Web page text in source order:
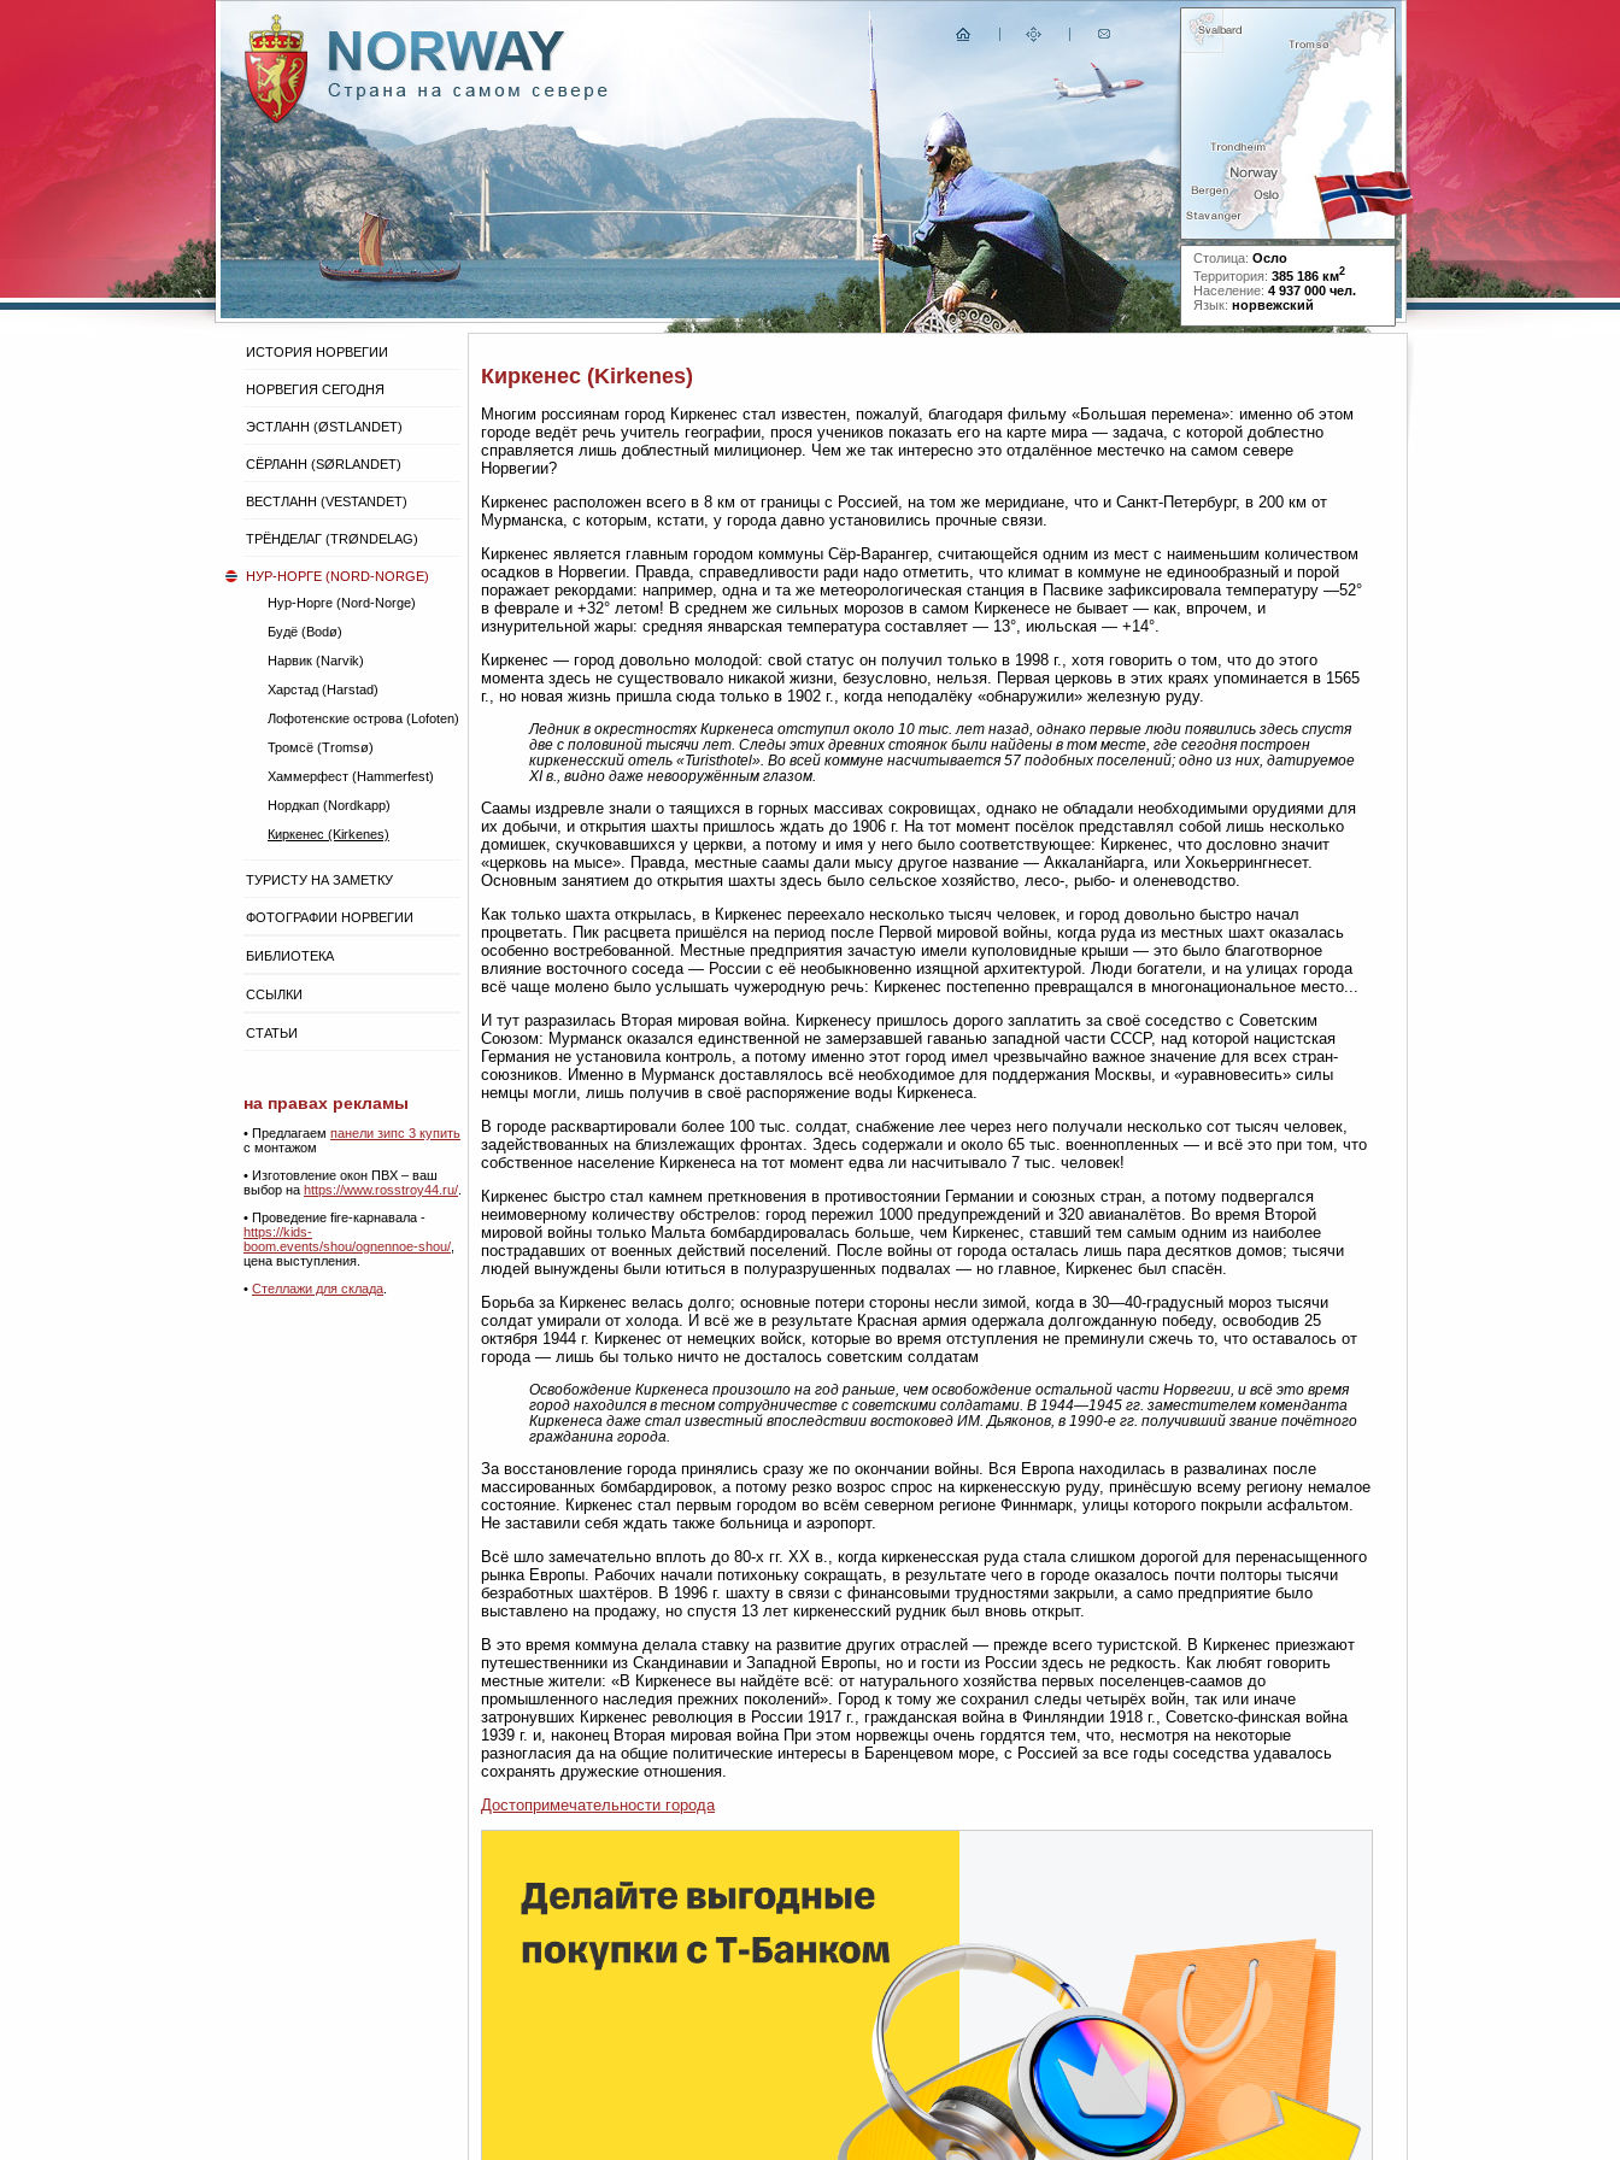
Столица: Осло
Территория: 385 186 км2
Население: 4 937 000 чел.
Язык: норвежский
ИСТОРИЯ НОРВЕГИИ
НОРВЕГИЯ СЕГОДНЯ
ЭСТЛАНН (ØSTLANDET)
СЁРЛАНН (SØRLANDET)
ВЕСТЛАНН (VESTANDET)
ТРЁНДЕЛАГ (TRØNDELAG)
НУР-НОРГЕ (NORD-NORGE)
Нур-Норге (Nord-Norge)
Будё (Bodø)
Нарвик (Narvik)
Харстад (Harstad)
Лофотенские острова (Lofoten)
Тромсё (Tromsø)
Хаммерфест (Hammerfest)
Нордкап (Nordkapp)
Киркенес (Kirkenes)
ТУРИСТУ НА ЗАМЕТКУ
ФОТОГРАФИИ НОРВЕГИИ
БИБЛИОТЕКА
ССЫЛКИ
СТАТЬИ
на правах рекламы
• Предлагаем панели зипс 3 купить
с монтажом
• Изготовление окон ПВХ – ваш
выбор на https://www.rosstroy44.ru/
• Проведение fire-карнавала -
https://kids-
boom.events/shou/ognennoe-shou/
цена выступления.
• Стеллажи для склада
Киркенес (Kirkenes)
Многим россиянам город Киркенес стал известен, пожалуй, благодаря фильму «Большая перемена»: именно об этом
городе ведёт речь учитель географии, прося учеников показать его на карте мира — задача, с которой доблестно
справляется лишь доблестный милиционер. Чем же так интересно это отдалённое местечко на самом севере
Норвегии?
Киркенес расположен всего в 8 км от границы с Россией, на том же меридиане, что и Санкт-Петербург, в 200 км от
Мурманска, с которым, кстати, у города давно установились прочные связи.
Киркенес является главным городом коммуны Сёр-Варангер, считающейся одним из мест с наименьшим количеством
осадков в Норвегии. Правда, справедливости ради надо отметить, что климат в коммуне не единообразный и порой
поражает рекордами: например, одна и та же метеорологическая станция в Пасвике зафиксировала температуру —52°
в феврале и +32° летом! В среднем же сильных морозов в самом Киркенесе не бывает — как, впрочем, и
изнурительной жары: средняя январская температура составляет — 13°, июльская — +14°.
Киркенес — город довольно молодой: свой статус он получил только в 1998 г., хотя говорить о том, что до этого
момента здесь не существовало никакой жизни, безусловно, нельзя. Первая церковь в этих краях упоминается в 1565
г., но новая жизнь пришла сюда только в 1902 г., когда неподалёку «обнаружили» железную руду.
Ледник в окрестностях Киркенеса отступил около 10 тыс. лет назад, однако первые люди появились здесь спустя
две с половиной тысячи лет. Следы этих древних стоянок были найдены в том месте, где сегодня построен
киркенесский отель «Turisthotel». Во всей коммуне насчитывается 57 подобных поселений; одно из них, датируемое
XI в., видно даже невооружённым глазом.
Саамы издревле знали о таящихся в горных массивах сокровищах, однако не обладали необходимыми орудиями для
их добычи, и открытия шахты пришлось ждать до 1906 г. На тот момент посёлок представлял собой лишь несколько
домишек, скучковавшихся у церкви, а потому и имя у него было соответствующее: Киркенес, что дословно значит
«церковь на мысе». Правда, местные саамы дали мысу другое название — Аккаланйарга, или Хокьеррингнесет.
Основным занятием до открытия шахты здесь было сельское хозяйство, лесо-, рыбо- и оленеводство.
Как только шахта открылась, в Киркенес переехало несколько тысяч человек, и город довольно быстро начал
процветать. Пик расцвета пришёлся на период после Первой мировой войны, когда руда из местных шахт оказалась
особенно востребованной. Местные предприятия зачастую имели куполовидные крыши — это было благотворное
влияние восточного соседа — России с её необыкновенно изящной архитектурой. Люди богатели, и на улицах города
всё чаще молено было услышать чужеродную речь: Киркенес постепенно превращался в многонациональное место...
И тут разразилась Вторая мировая война. Киркенесу пришлось дорого заплатить за своё соседство с Советским
Союзом: Мурманск оказался единственной не замерзавшей гаванью западной части СССР, над которой нацистская
Германия не установила контроль, а потому именно этот город имел чрезвычайно важное значение для всех стран-
союзников. Именно в Мурманск доставлялось всё необходимое для поддержания Москвы, и «уравновесить» силы
немцы могли, лишь получив в своё распоряжение воды Киркенеса.
В городе расквартировали более 100 тыс. солдат, снабжение лее через него получали несколько сот тысяч человек,
задействованных на близлежащих фронтах. Здесь содержали и около 65 тыс. военнопленных — и всё это при том, что
собственное население Киркенеса на тот момент едва ли насчитывало 7 тыс. человек!
Киркенес быстро стал камнем преткновения в противостоянии Германии и союзных стран, а потому подвергался
неимоверному количеству обстрелов: город пережил 1000 предупреждений и 320 авианалётов. Во время Второй
мировой войны только Мальта бомбардировалась больше, чем Киркенес, ставший тем самым одним из наиболее
пострадавших от военных действий поселений. После войны от города осталась лишь пара десятков домов; тысячи
людей вынуждены были ютиться в полуразрушенных подвалах — но главное, Киркенес был спасён.
Борьба за Киркенес велась долго; основные потери стороны несли зимой, когда в 30—40-градусный мороз тысячи
солдат умирали от холода. И всё же в результате Красная армия одержала долгожданную победу, освободив 25
октября 1944 г. Киркенес от немецких войск, которые во время отступления не преминули сжечь то, что оставалось от
города — лишь бы только ничто не досталось советским солдатам
Освобождение Киркенеса произошло на год раньше, чем освобождение остальной части Норвегии, и всё это время
город находился в тесном сотрудничестве с советскими солдатами. В 1944—1945 гг. заместителем коменданта
Киркенеса даже стал известный впоследствии востоковед ИМ. Дьяконов, в 1990-е гг. получивший звание почётного
гражданина города.
За восстановление города принялись сразу же по окончании войны. Вся Европа находилась в развалинах после
массированных бомбардировок, а потому резко возрос спрос на киркенесскую руду, принёсшую всему региону немалое
состояние. Киркенес стал первым городом во всём северном регионе Финнмарк, улицы которого покрыли асфальтом.
Не заставили себя ждать также больница и аэропорт.
Всё шло замечательно вплоть до 80-х гг. XX в., когда киркенесская руда стала слишком дорогой для перенасыщенного
рынка Европы. Рабочих начали потихоньку сокращать, в результате чего в городе оказалось почти полторы тысячи
безработных шахтёров. В 1996 г. шахту в связи с финансовыми трудностями закрыли, а само предприятие было
выставлено на продажу, но спустя 13 лет киркенесский рудник был вновь открыт.
В это время коммуна делала ставку на развитие других отраслей — прежде всего туристской. В Киркенес приезжают
путешественники из Скандинавии и Западной Европы, но и гости из России здесь не редкость. Как любят говорить
местные жители: «В Киркенесе вы найдёте всё: от натурального хозяйства первых поселенцев-саамов до
промышленного наследия прежних поколений». Город к тому же сохранил следы четырёх войн, так или иначе
затронувших Киркенес революция в России 1917 г., гражданская война в Финляндии 1918 г., Советско-финская война
1939 г. и, наконец Вторая мировая война При этом норвежцы очень гордятся тем, что, несмотря на некоторые
разногласия да на общие политические интересы в Баренцевом море, с Россией за все годы соседства удавалось
сохранять дружеские отношения.
Достопримечательности города